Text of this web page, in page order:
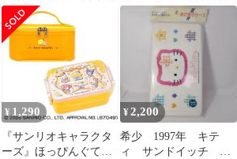
保冷バッグ付ランチボ
ックス
冷バッグ付きランチボ
ックス 限定品
¥ 1,290
『サンリオキャラクタ
ーズ』ほっぴんぐてぃ
¥2,200
希少 1997年 キテ
ィ サンドイッチ お